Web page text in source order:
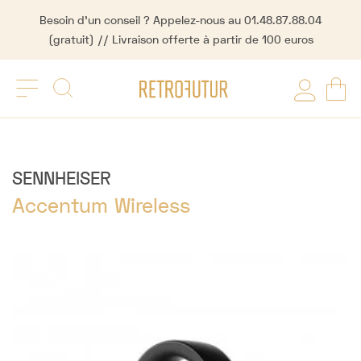
Besoin d'un conseil ? Appelez-nous au 01.48.87.88.04
(gratuit) // Livraison offerte à partir de 100 euros
SENNHEISER
Accentum Wireless